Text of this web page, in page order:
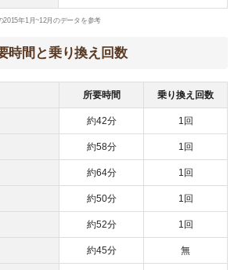
2015年1月~12月のデータを参考
時間と乗り換え回数
所要時間 乗り換え回数
約42分 1回
約58分 1回
約64分 1回
約50分 1回
約52分 1回
約45分 無